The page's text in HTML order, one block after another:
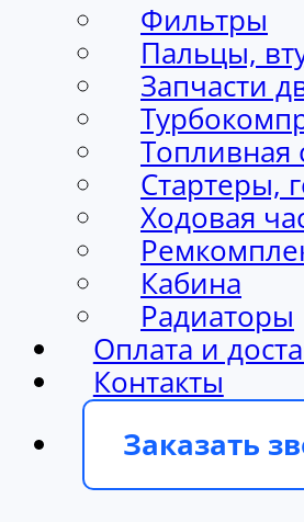
Фильтры
Пальцы,
Запчасти
Топливная
Стартеры,
Ходовая
Кабина
Радиаторы
Оплата и
Контакты
Заказать